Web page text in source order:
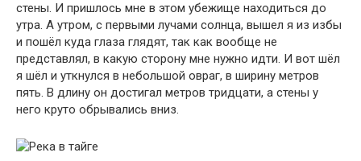
стены. И пришлось мне в этом убежище находиться до
утра. А утром, с первыми лучами солнца, вышел я из избы
и пошёл куда глаза глядят, так как вообще не
представлял, в какую сторону мне нужно идти. И вот шёл
я шёл и уткнулся в небольшой овраг, в ширину метров
пять. В длину он достигал метров тридцати, а стены у
него круто обрывались вниз.